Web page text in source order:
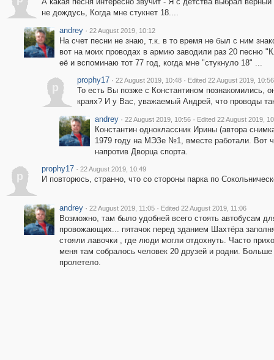
не дождусь, Когда мне стукнет 18....
andrey · 22 August 2019, 10:12
На счет песни не знаю, т.к. в то время не был с ним
вот на моих проводах в армию заводили раз 20 песню
её и вспоминаю тот 77 год, когда мне "стукнуло 18" ...
p
prophy17 · 22 August 2019, 10:48 · Edited 22 August 2019, 10:56
То есть Вы позже с Константином познакомились,
краях? И у Вас, уважаемый Андрей, что проводы
andrey · 22 August 2019, 10:56 · Edited 22 August 2019,
Константин одноклассник Ирины (автора
1979 году на МЭЗе №1, вместе работали. Вот
напротив Дворца спорта.
p
prophy17 · 22 August 2019, 10:49
И повторюсь, странно, что со стороны парка по
andrey · 22 August 2019, 11:05 · Edited 22 August 2019, 11:06
Возможно, там было удобней всего стоять автобусам
провожающих... пятачок перед зданием Шахтёра
стояли лавочки , где люди могли отдохнуть. Часто
меня там собралось человек 20 друзей и родни.
пролетело.